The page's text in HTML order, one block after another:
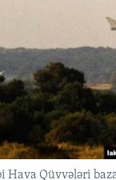
Qüvvələri